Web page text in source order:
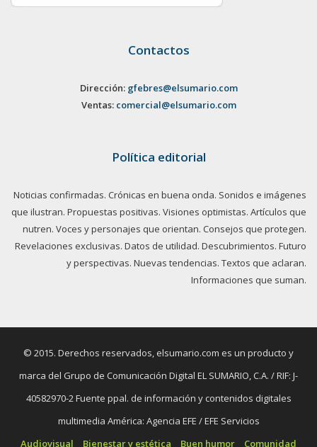
Contactos
Dirección: gfebres@elsumario.com
Ventas: comercial@elsumario.com
Política editorial
Noticias confirmadas. Crónicas en buena onda. Sonidos e imágenes
que ilustran. Propuestas positivas. Visiones optimistas. Artículos que
nutren. Voces y personajes que orientan. Consejos que protegen.
Revelaciones exclusivas. Datos de utilidad. Descubrimientos. Futuro
y perspectivas. Nuevas tendencias. Textos que aclaran.
Informaciones que suman.
© 2015. Derechos reservados, elsumario.com es un producto y
marca del Grupo de Comunicación Digital EL SUMARIO, C.A. / RIF: J-
40582970-2 Fuente ppal. de información y contenidos digitales
multimedia América: Agencia EFE / EFE Servicios
Audiovisual
Bienestar y estética Buen humor Comunidad